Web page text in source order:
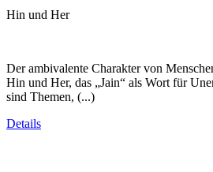
Hin und Her
Der ambivalente Charakter von
Hin und Her, das „Jain“ als Wort für
sind Themen, (...)
Details